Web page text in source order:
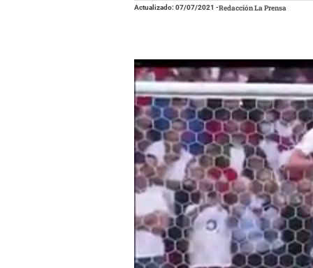
Actualizado: 07/07/2021 -Redacción La Prensa